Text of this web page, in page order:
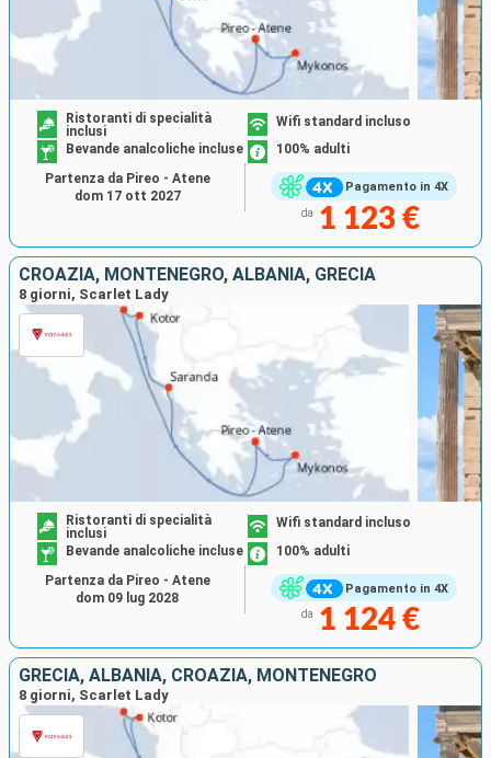
Pagamento in 4X
Ristoranti di specialità
inclusi
Wifi standard incluso
Bevande analcoliche incluse
100% adulti
da 1 123 €
Partenza da Pireo - Atene
dom 17 ott 2027
CROAZIA, MONTENEGRO, ALBANIA, GRECIA
8 giorni, Scarlet Lady
Pagamento in 4X
Ristoranti di specialità
inclusi
Wifi standard incluso
Bevande analcoliche incluse
100% adulti
da 1 124 €
Partenza da Pireo - Atene
dom 09 lug 2028
GRECIA, ALBANIA, CROAZIA, MONTENEGRO
8 giorni, Scarlet Lady